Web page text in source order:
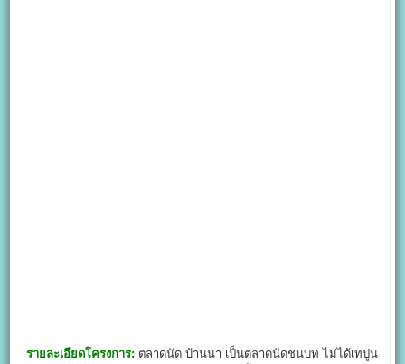
รายละเอียดโครงการ: ตลาดนัด บ้านนา เป็นตลาดนัดชนบท ไม่ได้เทปูน